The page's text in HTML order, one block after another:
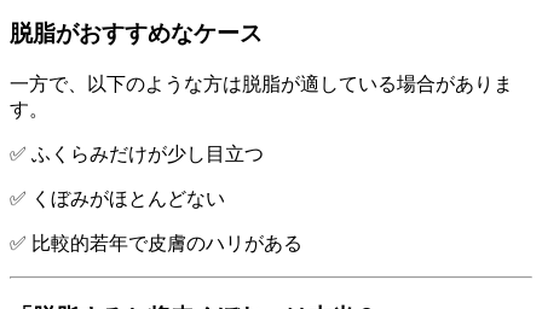
脱脂がおすすめなケース
一方で、以下のような方は脱脂が適している場合がありま
す。
✅ ふくらみだけが少し目立つ
✅ くぼみがほとんどない
✅ 比較的若年で皮膚のハリがある